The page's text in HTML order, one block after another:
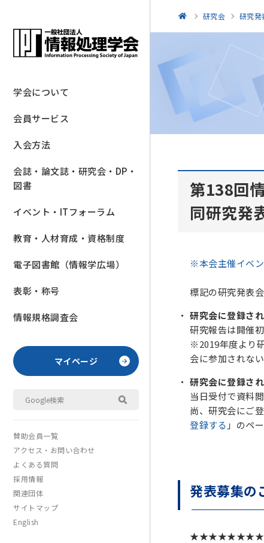
学会について
会員サービス
入会方法
会誌・論文誌・研究会・DP・
図書
イベント・ITフォーラム
教育・人材育成・資格制度
電子図書館（情報学広場）
表彰・称号
情報規格調査会
マイページ
賛助会員一覧
アクセス・お問い合わせ
よくある質問
採用情報
関連団体
サイトマップ
English
研究会 研究発
第138回
同研究発
※本会主催イベン
標記の研究発表
研究会に登録さ
研究報告は開催
※2019年度より
会に参加されな
研究会に登録さ
当日受付で資料
尚、研究会にご
登録する 」のペ
発表募集の